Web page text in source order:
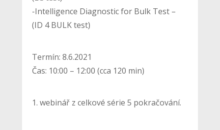
-Intelligence Diagnostic for Bulk Test –
(ID 4 BULK test)
Termín: 8.6.2021
Čas: 10:00 – 12:00 (cca 120 min)
1. webinář z celkové série 5 pokračování.